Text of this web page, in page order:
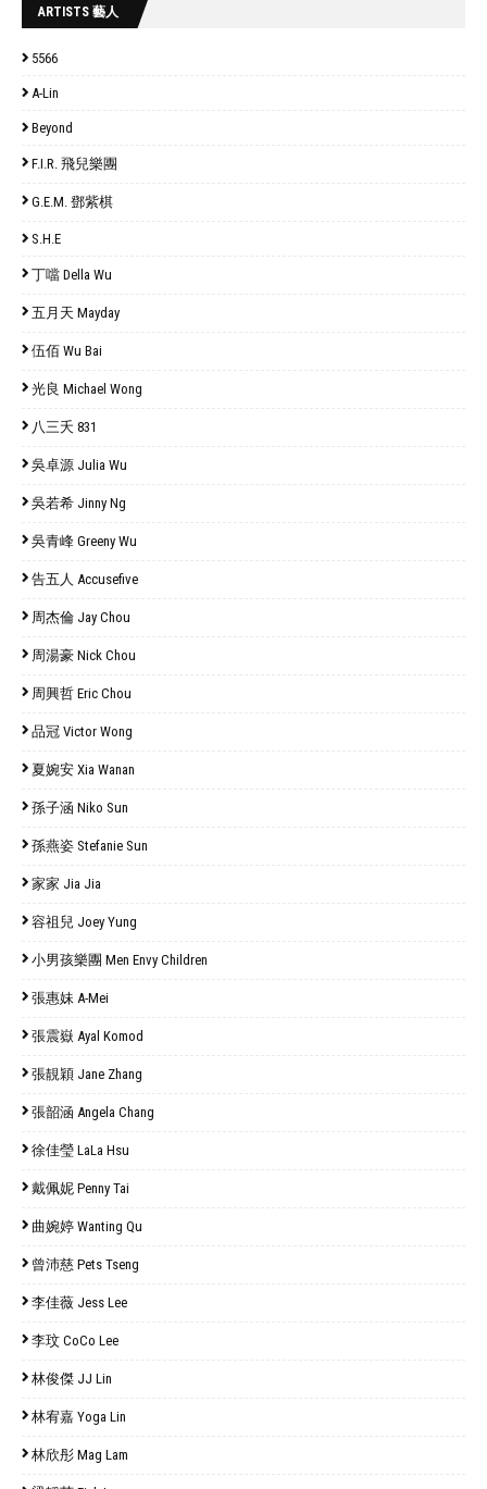
ARTISTS 藝人
5566
A-Lin
Beyond
F.I.R. 飛兒樂團
G.E.M. 鄧紫棋
S.H.E
丁噹 Della Wu
五月天 Mayday
伍佰 Wu Bai
光良 Michael Wong
八三夭 831
吳卓源 Julia Wu
吳若希 Jinny Ng
吳青峰 Greeny Wu
告五人 Accusefive
周杰倫 Jay Chou
周湯豪 Nick Chou
周興哲 Eric Chou
品冠 Victor Wong
夏婉安 Xia Wanan
孫子涵 Niko Sun
孫燕姿 Stefanie Sun
家家 Jia Jia
容祖兒 Joey Yung
小男孩樂團 Men Envy Children
張惠妹 A-Mei
張震嶽 Ayal Komod
張靚穎 Jane Zhang
張韶涵 Angela Chang
徐佳瑩 LaLa Hsu
戴佩妮 Penny Tai
曲婉婷 Wanting Qu
曾沛慈 Pets Tseng
李佳薇 Jess Lee
李玟 CoCo Lee
林俊傑 JJ Lin
林宥嘉 Yoga Lin
林欣彤 Mag Lam